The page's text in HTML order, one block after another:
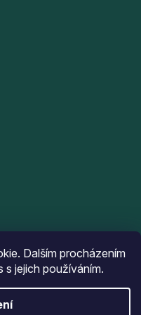
Dalším procházením
jejich používáním.